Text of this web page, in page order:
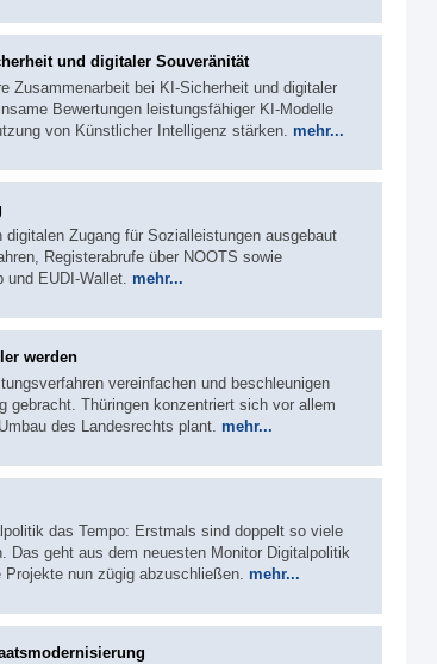
und digitaler Souveränität
Zusammenarbeit bei KI-Sicherheit und digitaler
Bewertungen leistungsfähiger KI-Modelle
von Künstlicher Intelligenz stärken. mehr...
Zugang für Sozialleistungen ausgebaut
Registerabrufe über NOOTS sowie
und EUDI-Wallet. mehr...
werden
vereinfachen und beschleunigen
gebracht. Thüringen konzentriert sich vor allem
des Landesrechts plant. mehr...
das Tempo: Erstmals sind doppelt so viele
Das geht aus dem neuesten Monitor Digitalpolitik
nun zügig abzuschließen. mehr...